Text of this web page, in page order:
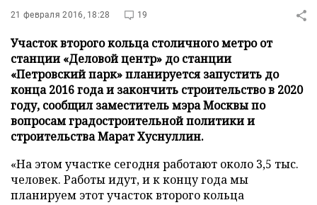
21 февраля 2016, 18:28 19
Участок второго кольца столичного метро от
станции «Деловой центр» до станции
«Петровский парк» планируется запустить до
конца 2016 года и закончить строительство в 2020
году, сообщил заместитель мэра Москвы по
вопросам градостроительной политики и
строительства Марат Хуснуллин.
«На этом участке сегодня работают около 3,5 тыс.
человек. Работы идут, и к концу года мы
планируем этот участок второго кольца